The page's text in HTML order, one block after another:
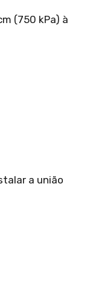
(750 kPa) à
a união